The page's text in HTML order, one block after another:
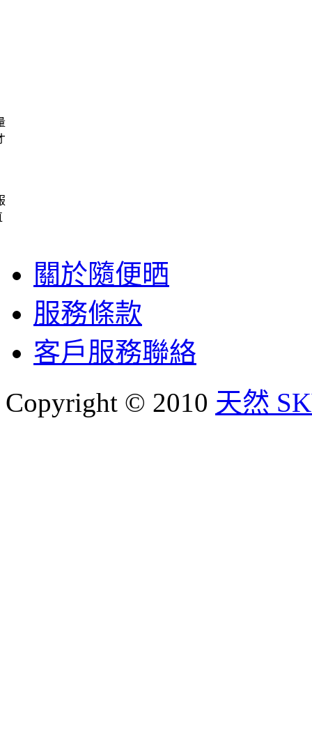
關於隨便晒
服務條款
客戶服務聯絡
Copyright © 2010 天然